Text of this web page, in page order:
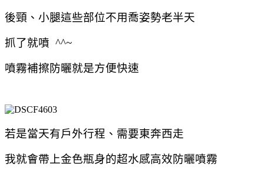
後頸、小腿這些部位不用喬姿勢老半天
抓了就噴 ^^~
噴霧補擦防曬就是方便快速
若是當天有戶外行程、需要東奔西走
我就會帶上金色瓶身的超水感高效防曬噴霧